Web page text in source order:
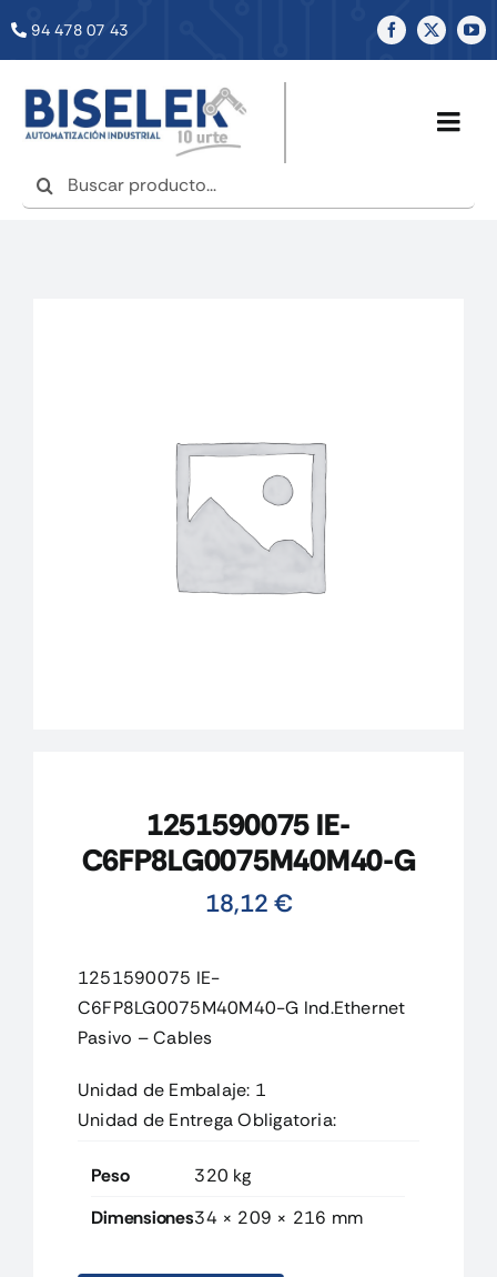
94 478 07 43
Buscar:
INICIO
1251590075 IE-
C6FP8LG0075M40M40-G
18,12 €
1251590075 IE-
C6FP8LG0075M40M40-G Ind.Ethernet
Pasivo – Cables
Unidad de Embalaje: 1
Unidad de Entrega Obligatoria:
Peso
320 kg
Dimensiones34 × 209 × 216 mm